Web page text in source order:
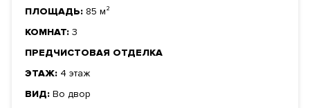
ПЛОЩАДЬ: 85 м²
КОМНАТ: 3
ПРЕДЧИСТОВАЯ ОТДЕЛКА
ЭТАЖ: 4 этаж
ВИД: Во двор